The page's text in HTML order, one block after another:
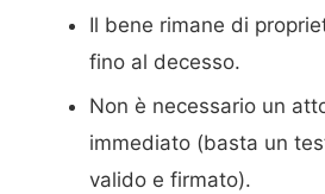
Il bene rimane di
fino al decesso.
Non è necessario un
immediato (basta un
valido e firmato).